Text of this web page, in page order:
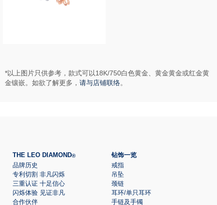
*以上图片只供参考，款式可以18K/750白色黄金、黄金黄金或红金黄
金镶嵌。如欲了解更多， 请与店铺联络。
THE LEO DIAMOND®
品牌历史
专利切割 非凡闪烁
三重认证 十足信心
闪烁体验 见证非凡
合作伙伴
钻饰一览
戒指
吊坠
颈链
耳环/单只耳环
手链及手镯